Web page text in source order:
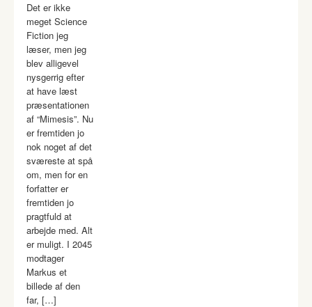
Det er ikke
meget Science
Fiction jeg
læser, men jeg
blev alligevel
nysgerrig efter
at have læst
præsentationen
af “Mimesis”. Nu
er fremtiden jo
nok noget af det
sværeste at spå
om, men for en
forfatter er
fremtiden jo
pragtfuld at
arbejde med. Alt
er muligt. I 2045
modtager
Markus et
billede af den
far, […]